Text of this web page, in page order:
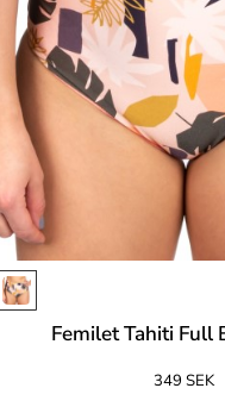
Femilet Tahiti Full
349 SEK